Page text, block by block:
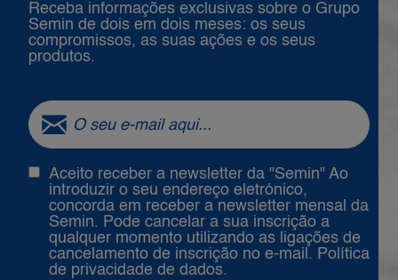
Receba informações exclusivas sobre o Grupo
Semin de dois em dois meses: os seus
compromissos, as suas ações e os seus
produtos.
Aceito receber a newsletter da "Semin" Ao
introduzir o seu endereço eletrónico,
concorda em receber a newsletter mensal da
Semin. Pode cancelar a sua inscrição a
qualquer momento utilizando as ligações de
cancelamento de inscrição no e-mail. Política
de privacidade de dados.